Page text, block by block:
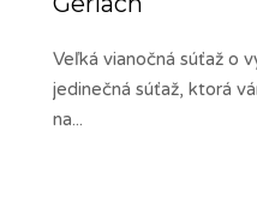
Veľká vianočná súťaž o
jedinečná súťaž, ktorá
na...